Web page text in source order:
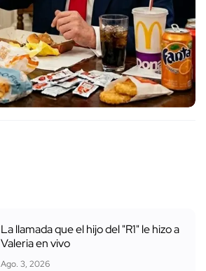
La llamada que el hijo del "R1" le hizo a
Valeria en vivo
Ago. 3, 2026